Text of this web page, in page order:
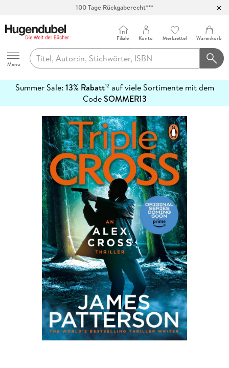
100 Tage Rückgaberecht***
Hugendubel
Menu
Filiale Konto Merkzettel Warenkorb
Summer Sale: 13% Rabatt12auf viele Sortimente mit dem
CodeSOMMER13
erfahren